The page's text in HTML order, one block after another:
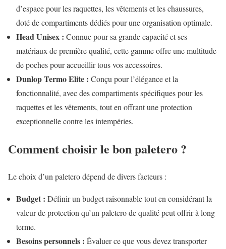
d’espace pour les raquettes, les vêtements et les chaussures,
doté de compartiments dédiés pour une organisation optimale.
Head Unisex : Connue pour sa grande capacité et ses
matériaux de première qualité, cette gamme offre une multitude
de poches pour accueillir tous vos accessoires.
Dunlop Termo Elite : Conçu pour l’élégance et la
fonctionnalité, avec des compartiments spécifiques pour les
raquettes et les vêtements, tout en offrant une protection
exceptionnelle contre les intempéries.
Comment choisir le bon paletero ?
Le choix d’un paletero dépend de divers facteurs :
Budget : Définir un budget raisonnable tout en considérant la
valeur de protection qu’un paletero de qualité peut offrir à long
terme.
Besoins personnels : Évaluer ce que vous devez transporter